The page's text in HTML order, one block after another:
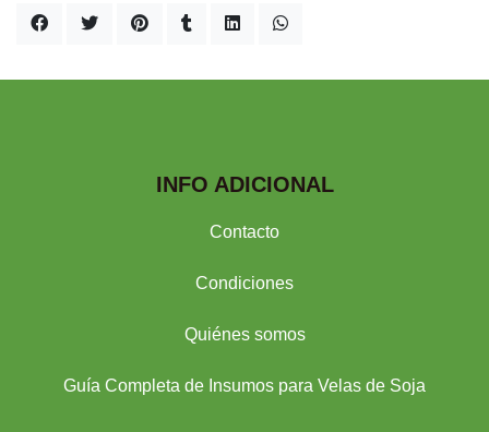
INFO ADICIONAL
Contacto
Condiciones
Quiénes somos
Guía Completa de Insumos para Velas de Soja